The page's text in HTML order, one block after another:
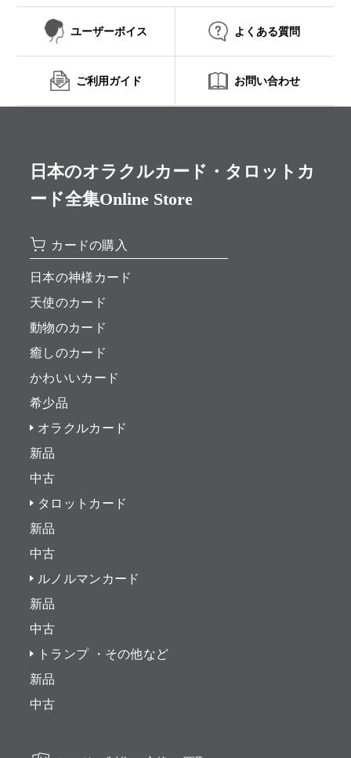
ユーザーボイス よくある質問
ご利用ガイド お問い合わせ
日本のオラクルカード・タロットカ
ード全集Online Store
カードの購入
日本の神様カード
天使のカード
動物のカード
癒しのカード
かわいいカード
希少品
オラクルカード
新品
中古
タロットカード
新品
中古
ルノルマンカード
新品
中古
トランプ ・その他など
新品
中古